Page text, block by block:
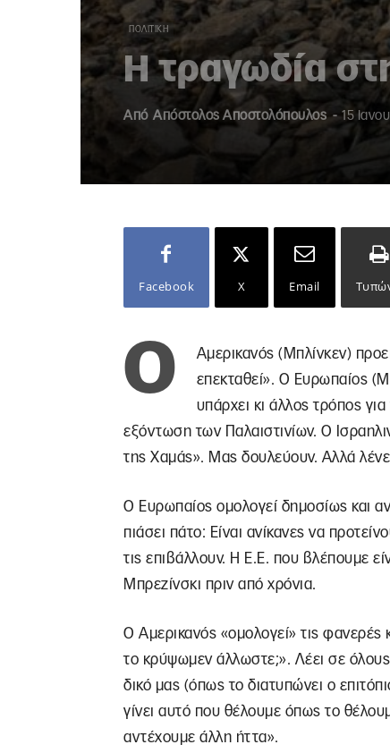
ΠΟΛΙΤΙΚΉ
Η τραγωδία
Από Απόστολος Αποστολόπουλος - 15
Facebook X Email
Ο
Αμερικανός (Μπλίνκεν)
επεκταθεί». Ο Ευρωπαίος
υπάρχει κι άλλος τρόπος
εξόντωση των Παλαιστινίων. Ο
της Χαμάς». Μας δουλεύουν. Αλλά
Ο Ευρωπαίος ομολογεί δημοσίως και
πιάσει πάτο: Είναι ανίκανες να
τις επιβάλλουν. Η Ε.Ε. που βλέπουμε
Μπρεζίνσκι πριν από χρόνια.
Ο Αμερικανός «ομολογεί» τις
το κρύψωμεν άλλωστε;». Λέει σε όλους,
δικό μας (όπως το διατυπώνει ο
γίνει αυτό που θέλουμε όπως το
αντέχουμε άλλη ήττα».